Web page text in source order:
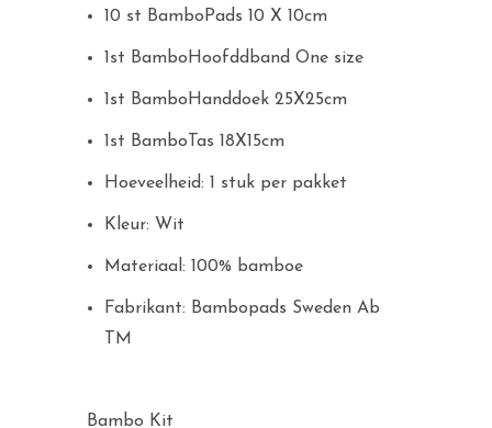
10 st BamboPads 10 X 10cm
1st BamboHoofddband One size
1st BamboHanddoek 25X25cm
1st BamboTas 18X15cm
Hoeveelheid: 1 stuk per pakket
Kleur: Wit
Materiaal: 100% bamboe
Fabrikant: Bambopads Sweden Ab
TM
Bambo Kit